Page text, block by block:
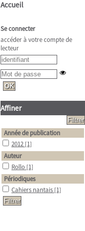
Accueil
Se connecter
accéder à votre compte de
lecteur
Affiner
Année de publication
2012 [1]
Auteur
Rollo [1]
Périodiques
Cahiers nantais [1]